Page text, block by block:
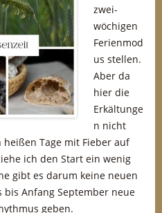
zwei-
wöchigen
Ferienmod
us stellen.
Aber da
hier die
Erkältunge
n nicht
Tage mit Fieber auf
ich den Start ein wenig
gibt es darum keine neuen
bis Anfang September neue
geben.